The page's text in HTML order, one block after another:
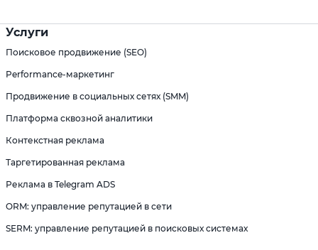
Услуги
Поисковое продвижение (SEO)
Performance-маркетинг
Продвижение в социальных сетях (SMM)
Платформа сквозной аналитики
Контекстная реклама
Таргетированная реклама
Реклама в Telegram ADS
ORM: управление репутацией в сети
SERM: управление репутацией в поисковых системах